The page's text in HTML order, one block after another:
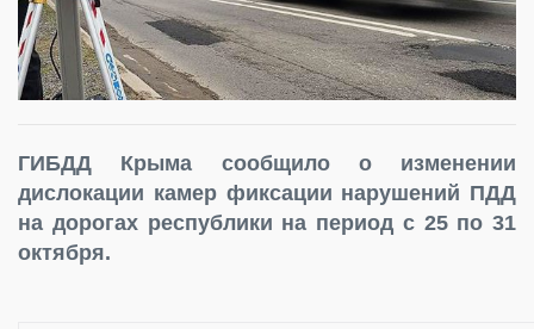
ГИБДД Крыма сообщило о изменении
дислокации камер фиксации нарушений ПДД
на дорогах республики на период с 25 по 31
октября.